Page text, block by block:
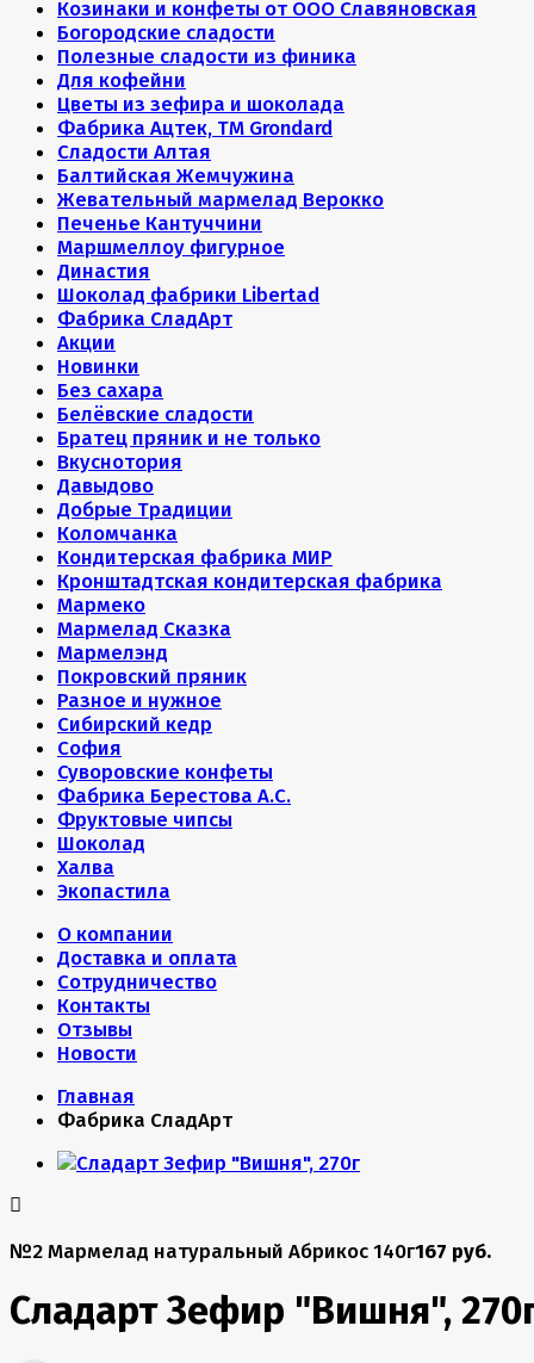
Козинаки и конфеты от ООО Славяновская
Богородские сладости
Полезные сладости из финика
Для кофейни
Цветы из зефира и шоколада
Фабрика Ацтек, ТМ Grondard
Сладости Алтая
Балтийская Жемчужина
Жевательный мармелад Верокко
Печенье Кантуччини
Маршмеллоу фигурное
Династия
Шоколад фабрики Libertad
Фабрика СладАрт
Акции
Новинки
Без сахара
Белёвские сладости
Братец пряник и не только
Вкуснотория
Давыдово
Добрые Традиции
Коломчанка
Кондитерская фабрика МИР
Кронштадтская кондитерская фабрика
Мармеко
Мармелад Сказка
Мармелэнд
Покровский пряник
Разное и нужное
Сибирский кедр
София
Суворовские конфеты
Фабрика Берестова А.С.
Фруктовые чипсы
Шоколад
Халва
Экопастила
О компании
Доставка и оплата
Сотрудничество
Контакты
Отзывы
Новости
Главная
Фабрика СладАрт
№2 Мармелад натуральный Абрикос 140г167 руб.
Сладарт Зефир "Вишня",